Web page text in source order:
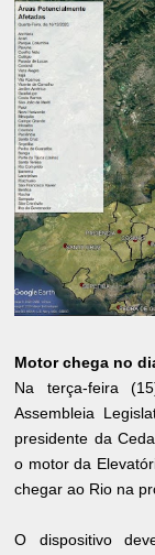
Motor chega no
Na terça-feira
Assembleia
presidente da
o motor da
chegar ao Rio na
O dispositivo